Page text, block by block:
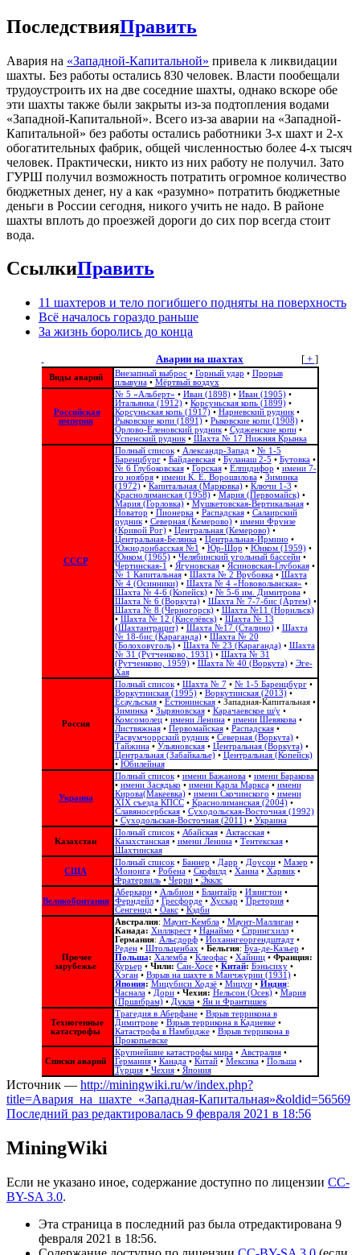
ПоследствияПравить
Авария на «Западной-Капитальной» привела к ликвидации
шахты. Без работы остались 830 человек. Власти пообещали
трудоустроить их на две соседние шахты, однако вскоре обе
эти шахты также были закрыты из-за подтопления водами
«Западной-Капитальной». Всего из-за аварии на «Западной-
Капитальной» без работы остались работники 3-х шахт и 2-х
обогатительных фабрик, общей численностью более 4-х тысяч
человек. Практически, никто из них работу не получил. Зато
ГУРШ получил возможность потратить огромное количество
бюджетных денег, ну а как «разумно» потратить бюджетные
деньги в России сегодня, никого учить не надо. В районе
шахты вплоть до проезжей дороги до сих пор всегда стоит
вода.
СсылкиПравить
11 шахтеров и тело погибшего подняты на поверхность
Всё началось гораздо раньше
За жизнь боролись до конца
[+ ]
Аварии на шахтах
Виды аварий Внезапный выброс• Горный удар • Прорыв
плывуна• Мёртвый воздух
Российская
империя
№ 5 «Альберт» • Иван (1898)• Иван (1905)•
Итальянка (1912)• Корсуньская копь (1899)•
Корсуньская копь (1917)• Нарневский рудник•
Рыковские копи (1891)• Рыковские копи (1908)•
Орлово-Еленовский рудник• Судженские копи•
Успенский рудник• Шахта № 17 Нижняя Крынка
СССР
Полный список• Александр-Запад• № 1-5
Баренцбург• Байдаевская• Буланаш 2-5 • Бутовка•
№ 6 Глубоковская• Горская• Елпидифор • имени 7-
го ноября• имени К. Е. Ворошилова• Зиминка
(1972)• Капитальная (Марковка)• Ключи 1-3 •
Краснолиманская (1958)• Мария (Первомайск)•
Мария (Горловка)• Мушкетовская-Вертикальная•
Новатор • Пионерка• Распадская• Салаирский
рудник• Северная (Кемерово)• имени Фрунзе
(Кривой Рог)• Центральная (Кемерово)•
Центральная-Белянка• Центральная-Ирмино •
Южнодонбасская №1 • Юр-Шор • Юнком (1959)•
Юнком (1965)• Челябинский угольный бассейн•
Чертинская-1 • Ягуновская• Ясиновская-Глубокая•
№ 1 Капитальная• Шахта № 2 Врубовка• Шахта
№ 4 (Осинники)• Шахта № 4 «Нововолынская» •
Шахта № 4-6 (Копейск)• № 5-6 им. Димитрова•
Шахта № 6 (Воркута)• Шахта № 7-7-бис (Артем)•
Шахта № 8 (Черногорск)• Шахта №11 (Норильск)
• Шахта № 12 (Киселёвск)• Шахта № 13
(Шахтантрацит)• Шахта №17 (Сталино)• Шахта
№ 18-бис (Караганда)• Шахта № 20
(Болоховуголь)‎• Шахта № 23 (Караганда)• Шахта
№ 31 (Рутченково, 1931)• Шахта № 31
(Рутченково, 1959)• Шахта № 40 (Воркута)• Эге-
Хая
Россия
Полный список• Шахта № 7 • № 1-5 Баренцбург•
Воркутинская (1995)• Воркутинская (2013)•
Есаульская• Естюнинская• Западная-Капитальная•
Зиминка• Зыряновская• Карачаевское ш/у•
Комсомолец• имени Ленина• имени Шевякова•
Листвяжная• Первомайская• Распадская•
Расвумчоррский рудник• Северная (Воркута)•
Тайжина• Ульяновская• Центральная (Воркута)•
Центральная (Забайкалье)• Центральная (Копейск)
• Юбилейная
Украина
Полный список• имени Бажанова• имени Баракова
• имени Засядько • имени Карла Маркса• имени
Кирова(Макеевка)• имени Скочинского • имени
ХІХ съезда КПСС• Краснолиманская (2004)•
Славяносербская• Суходольская-Восточная (1992)
• Суходольская-Восточная (2011)• Украина
Казахстан
Полный список• Абайская• Актасская•
Казахстанская• имени Ленина• Тентекская•
Шахтинская
США
Полный список• Баннер • Дарр • Доусон• Мазер •
Мононга• Робена• Скофилд• Ханна• Харвик•
Фратервиль• Черри• Экклс
Великобритания
Аберкарн• Альбион‎• Блантайр • Изингтон•
Ферндейл• Гресфорде• Хускар • Претория•
Сенгенид• Оакс• Кэдби
Прочее
зарубежье
Австралия: Маунт-Кембла• Маунт-Маллиган•
Канада: Хиллкрест• Нанаймо • Спрингхилл•
Германия: Альсдорф• Йоханнгеоргендштадт•
Реден• Штольценбах• Бельгия: Буа-де-Казьер •
Польша: Халемба• Клеофас• Хайниц• Франция:
Курьер • Чили: Сан-Хосе• Китай: Бэньсиху•
Хэган• Взрыв на шахте в Манчжурии (1931)•
Япония: Мицубиси Ходзё• Мицуи• Индия:
Часнала• Дори• Чехия: Нельсон (Осек)• Мария
(Пршибрам)• Дукла• Ян и Франтишек
Техногенные
катастрофы
Трагедия в Аберфане• Взрыв террикона в
Димитрове• Взрыв террикона в Кадиевке•
Катастрофа в Намбидже• Взрыв террикона в
Прокопьевске
Списки аварий
Крупнейшие катастрофы мира• Австралия•
Германия• Канада• Китай• Мексика• Польша•
Турция• Чехия• Япония
Источник — http://miningwiki.ru/w/index.php?
title=Авария_на_шахте_«Западная-Капитальная»&oldid=56569
Последний раз редактировалась 9 февраля 2021 в 18:56
MiningWiki
Если не указано иное, содержание доступно по лицензии CC-
BY-SA 3.0.
Эта страница в последний раз была отредактирована 9
февраля 2021 в 18:56.